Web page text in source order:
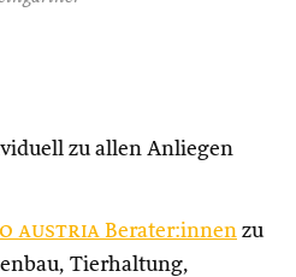
zu allen Anliegen
austria Berater:innen zu
Tierhaltung,